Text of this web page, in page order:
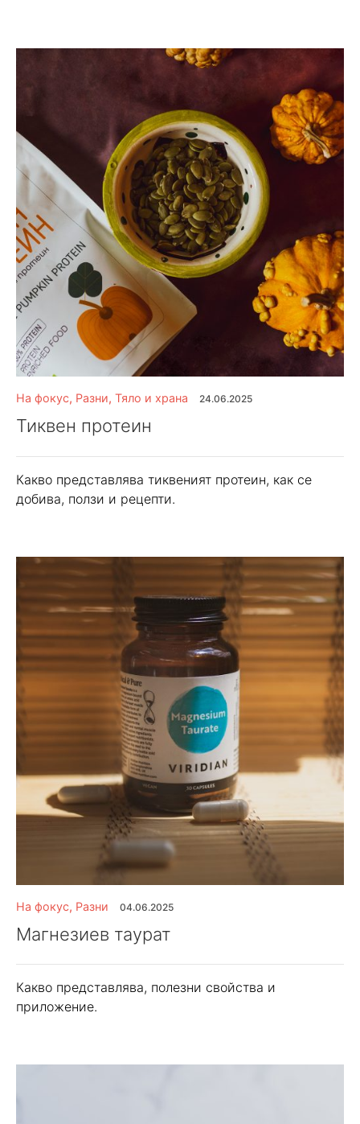
На фокус, Разни, Тяло и храна 24.06.2025
Тиквен протеин
Какво представлява тиквеният протеин, как се
добива, ползи и рецепти.
На фокус, Разни 04.06.2025
Магнезиев таурат
Какво представлява, полезни свойства и
приложение.